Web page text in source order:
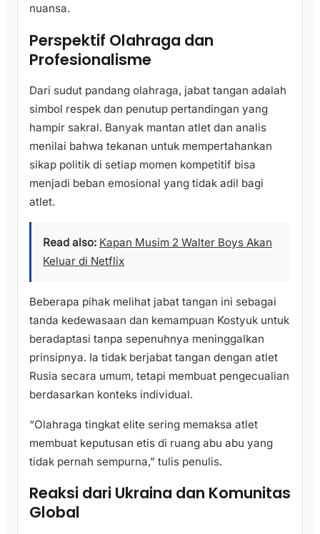
nuansa.
Perspektif Olahraga dan
Profesionalisme
Dari sudut pandang olahraga, jabat tangan adalah
simbol respek dan penutup pertandingan yang
hampir sakral. Banyak mantan atlet dan analis
menilai bahwa tekanan untuk mempertahankan
sikap politik di setiap momen kompetitif bisa
menjadi beban emosional yang tidak adil bagi
atlet.
Read also: Kapan Musim 2 Walter Boys Akan
Keluar di Netflix
Beberapa pihak melihat jabat tangan ini sebagai
tanda kedewasaan dan kemampuan Kostyuk untuk
beradaptasi tanpa sepenuhnya meninggalkan
prinsipnya. Ia tidak berjabat tangan dengan atlet
Rusia secara umum, tetapi membuat pengecualian
berdasarkan konteks individual.
“Olahraga tingkat elite sering memaksa atlet
membuat keputusan etis di ruang abu abu yang
tidak pernah sempurna,” tulis penulis.
Reaksi dari Ukraina dan Komunitas
Global